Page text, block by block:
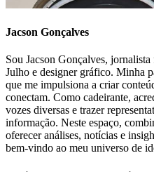
Jacson Gonçalves
Sou Jacson Gonçalves,
Julho e designer gráfico. Minha
que me impulsiona a criar
conectam. Como cadeirante,
vozes diversas e trazer
informação. Neste espaço,
oferecer análises, notícias e
bem-vindo ao meu universo de